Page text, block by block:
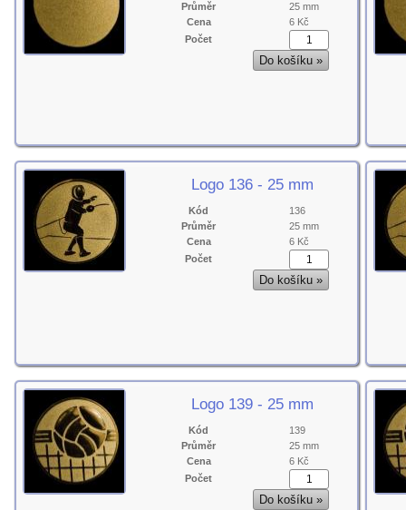
Průměr
25 mm
Cena
6 Kč
Počet
Logo 136 - 25 mm
Kód
136
Průměr
25 mm
Cena
6 Kč
Počet
Logo 139 - 25 mm
Kód
139
Průměr
25 mm
Cena
6 Kč
Počet